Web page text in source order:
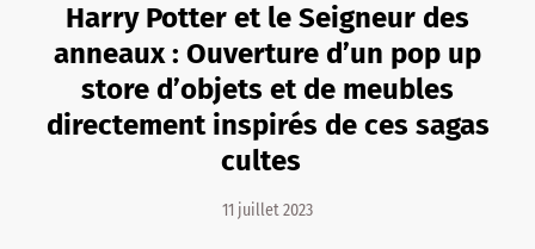
Harry Potter et le Seigneur des
anneaux : Ouverture d’un pop up
store d’objets et de meubles
directement inspirés de ces sagas
cultes
11 juillet 2023